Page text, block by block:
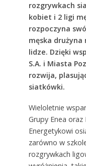
rozgrywkach
kobiet i 2 ligi
rozpoczyna
męska
lidze. Dzięki
S.A. i Miasta
rozwija,
siatkówki.
Wieloletnie
Grupy Enea
Energetykowi
zarówno w
rozgrywkach